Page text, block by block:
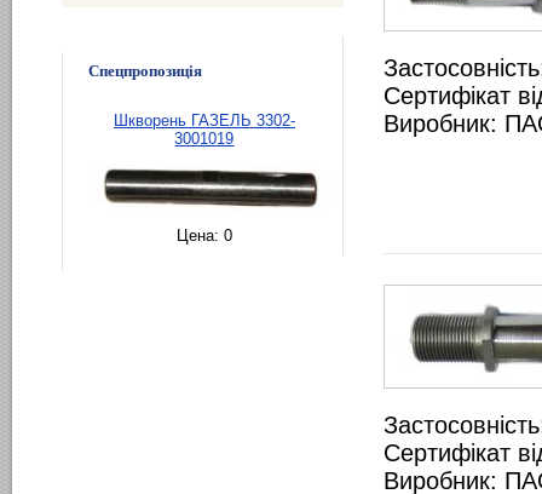
Спецпропозиція
Шкворень ГАЗЕЛЬ 3302-
3001019
Цена: 0
Сертифікат
Виробник:
Сертифікат
Виробник: